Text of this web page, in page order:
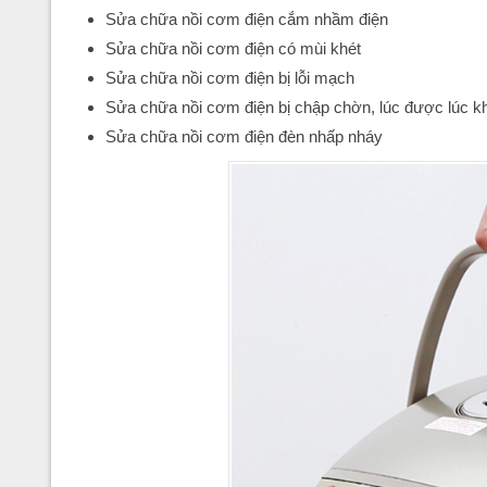
Sửa chữa nồi cơm điện cắm nhầm điện
Sửa chữa nồi cơm điện có mùi khét
Sửa chữa nồi cơm điện bị lỗi mạch
Sửa chữa nồi cơm điện bị chập chờn, lúc được lúc
Sửa chữa nồi cơm điện đèn nhấp nháy